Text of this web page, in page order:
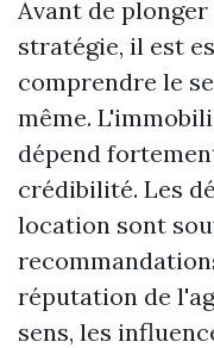
Avant de
stratégie, il est
comprendre le
même.
dépend
crédibilité. Les
location sont
réputation de
sens, les